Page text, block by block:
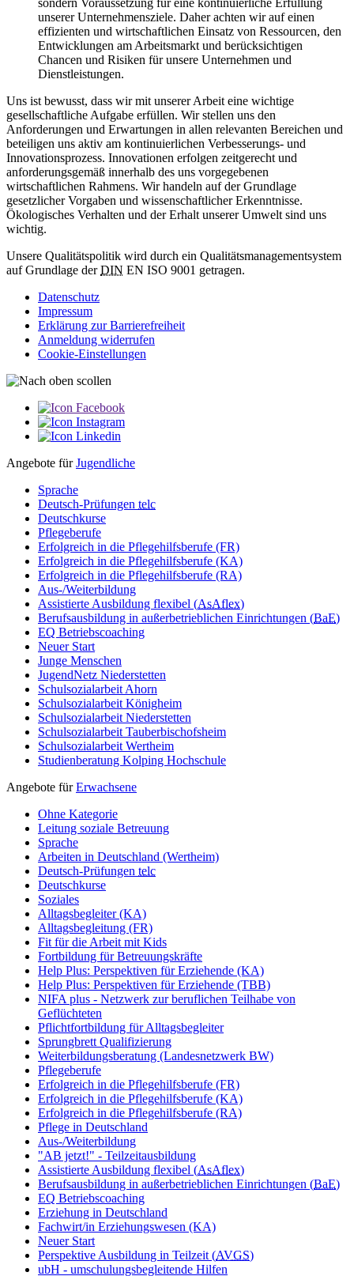
unserer Unternehmensziele. Daher achten wir auf einen
effizienten und wirtschaftlichen Einsatz von Ressourcen, den
Entwicklungen am Arbeitsmarkt und berücksichtigen
Chancen und Risiken für unsere Unternehmen und
Dienstleistungen.
Uns ist bewusst, dass wir mit unserer Arbeit eine wichtige
gesellschaftliche Aufgabe erfüllen. Wir stellen uns den
Anforderungen und Erwartungen in allen relevanten Bereichen und
beteiligen uns aktiv am kontinuierlichen Verbesserungs- und
Innovationsprozess. Innovationen erfolgen zeitgerecht und
anforderungsgemäß innerhalb des uns vorgegebenen
wirtschaftlichen Rahmens. Wir handeln auf der Grundlage
gesetzlicher Vorgaben und wissenschaftlicher Erkenntnisse.
Ökologisches Verhalten und der Erhalt unserer Umwelt sind uns
wichtig.
Unsere Qualitätspolitik wird durch ein Qualitätsmanagementsystem
auf Grundlage derDIN EN ISO 9001 getragen.
Datenschutz
Impressum
Erklärung zur Barriere­­freiheit
Anmeldung widerrufen
Cookie-Einstellungen
Angebote fürJugendliche
Sprache
Deutsch-Prüfungen telc
Deutschkurse
Pflegeberufe
Erfolgreich in die Pflegehilfsberufe (FR)
Erfolgreich in die Pflegehilfsberufe (KA)
Erfolgreich in die Pflegehilfsberufe (RA)
Aus-/Weiterbildung
Assistierte Ausbildung flexibel (AsAflex)
Berufsausbildung in außerbetrieblichen Einrichtungen (BaE)
EQ Betriebscoaching
Neuer Start
Junge Menschen
JugendNetz Niederstetten
Schulsozialarbeit Ahorn
Schulsozialarbeit Königheim
Schulsozialarbeit Niederstetten
Schulsozialarbeit Tauberbischofsheim
Schulsozialarbeit Wertheim
Studienberatung Kolping Hochschule
Angebote fürErwachsene
Ohne Kategorie
Leitung soziale Betreuung
Sprache
Arbeiten in Deutschland (Wertheim)
Deutsch-Prüfungen telc
Deutschkurse
Soziales
Alltagsbegleiter (KA)
Alltagsbegleitung (FR)
Fit für die Arbeit mit Kids
Fortbildung für Betreuungskräfte
Help Plus: Perspektiven für Erziehende (KA)
Help Plus: Perspektiven für Erziehende (TBB)
NIFA plus - Netzwerk zur beruflichen Teilhabe von
Geflüchteten
Pflichtfortbildung für Alltagsbegleiter
Sprungbrett Qualifizierung
Weiterbildungsberatung (Landesnetzwerk BW)
Pflegeberufe
Erfolgreich in die Pflegehilfsberufe (FR)
Erfolgreich in die Pflegehilfsberufe (KA)
Erfolgreich in die Pflegehilfsberufe (RA)
Pflege in Deutschland
Aus-/Weiterbildung
"AB jetzt!" - Teilzeitausbildung
Assistierte Ausbildung flexibel (AsAflex)
Berufsausbildung in außerbetrieblichen Einrichtungen (BaE)
EQ Betriebscoaching
Erziehung in Deutschland
Fachwirt/in Erziehungswesen (KA)
Neuer Start
Perspektive Ausbildung in Teilzeit (AVGS)
ubH - umschulungsbegleitende Hilfen